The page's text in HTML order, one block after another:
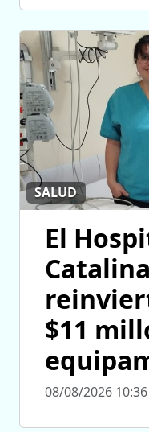
SALUD
El
$11
08/08/2026 10:36